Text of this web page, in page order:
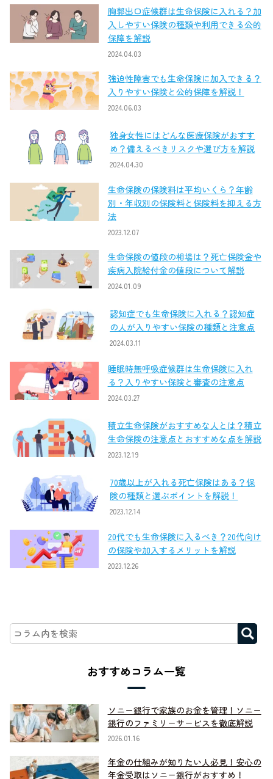
胸郭出口症候群は生命保険に入れる？加
入しやすい保険の種類や利用できる公的
保障を解説
2024.04.03
強迫性障害でも生命保険に加入できる？
入りやすい保険と公的保障を解説！
2024.06.03
独身女性にはどんな医療保険がおすす
め？備えるべきリスクや選び方を解説
2024.04.30
生命保険の保険料は平均いくら？年齢
別・年収別の保険料と保険料を抑える方
法
2023.12.07
生命保険の値段の相場は？死亡保険金や
疾病入院給付金の値段について解説
2024.01.09
認知症でも生命保険に入れる？認知症
の人が入りやすい保険の種類と注意点
2024.03.11
睡眠時無呼吸症候群は生命保険に入れ
る？入りやすい保険と審査の注意点
2024.03.27
積立生命保険がおすすめな人とは？積立
生命保険の注意点とおすすめな点を解説
2023.12.19
70歳以上が入れる死亡保険はある？保
険の種類と選ぶポイントを解説！
2023.12.14
20代でも生命保険に入るべき？20代向け
の保険や加入するメリットを解説
2023.12.26
おすすめコラム一覧
ソニー銀行で家族のお金を管理！ソニー
銀行のファミリーサービスを徹底解説
2026.01.16
年金の仕組みが知りたい人必見！安心の
年金受取はソニー銀行がおすすめ！